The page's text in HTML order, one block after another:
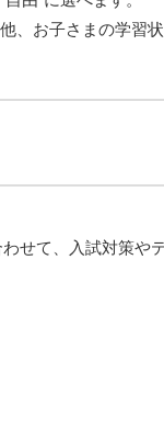
、お子さまの学習
せて、入試対策